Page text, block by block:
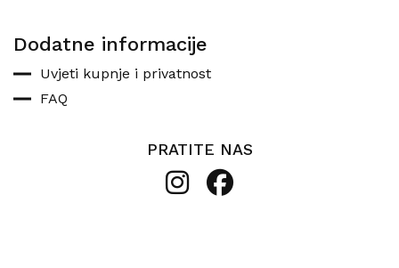
Dodatne informacije
Uvjeti kupnje i privatnost
FAQ
PRATITE NAS